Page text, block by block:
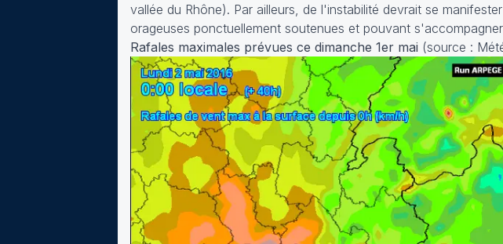
vallée du Rhône). Par ailleurs, de l'instabilité devrait se
orageuses ponctuellement soutenues et pouvant
Rafales maximales prévues ce dimanche 1er mai (source :